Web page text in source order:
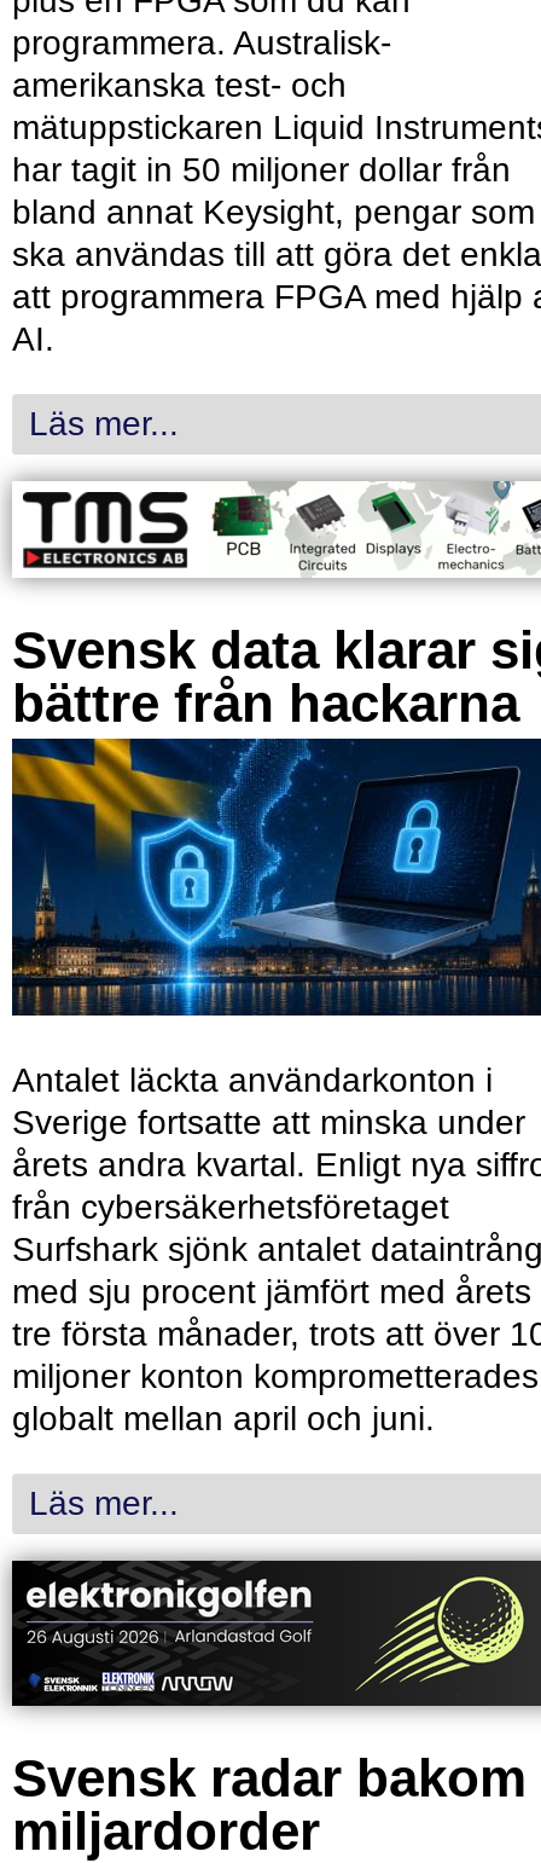
programmera. Australisk-
amerikanska test- och
mätuppstickaren Liquid
har tagit in 50 miljoner dollar från
bland annat Keysight, pengar som
ska användas till att göra det
att programmera FPGA med hjälp
AI.
Läs mer...
Svensk data klarar
bättre från hackarna
Antalet läckta användarkonton i
Sverige fortsatte att minska under
årets andra kvartal. Enligt nya
från cybersäkerhetsföretaget
Surfshark sjönk antalet
med sju procent jämfört med årets
tre första månader, trots att över
miljoner konton komprometterades
globalt mellan april och juni.
Läs mer...
Svensk radar bakom
miljardorder